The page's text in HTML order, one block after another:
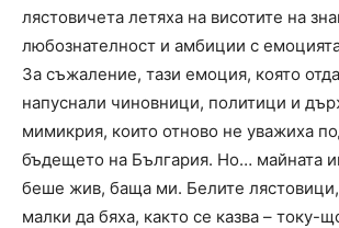
лястовичета летяха на висотите на
любознателност и амбиции с
За съжаление, тази емоция, която
напуснали чиновници, политици и
мимикрия, които отново не уважиха
бъдещето на България. Но… майната
беше жив, баща ми. Белите лястовици,
малки да бяха, както се казва – току-